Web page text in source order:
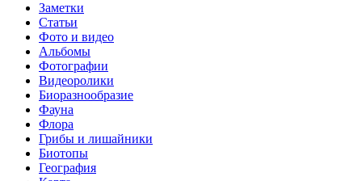
Заметки
Статьи
Фото и видео
Альбомы
Фотографии
Видеоролики
Биоразнообразие
Фауна
Флора
Грибы и лишайники
Биотопы
География